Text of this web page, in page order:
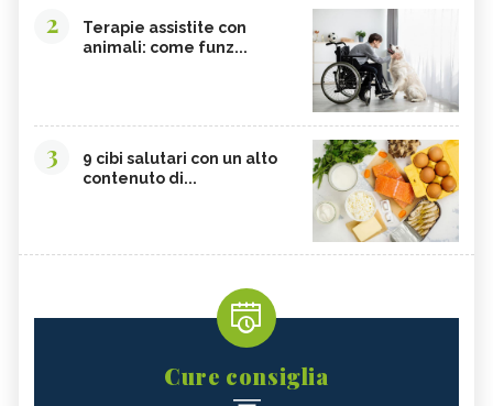
2
Terapie assistite con
animali: come funz...
3
9 cibi salutari con un alto
contenuto di...
Cure consiglia